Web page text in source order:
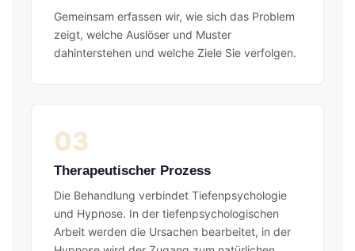
Gemeinsam erfassen wir, wie sich das Problem
zeigt, welche Auslöser und Muster
dahinterstehen und welche Ziele Sie verfolgen.
03
Therapeutischer Prozess
Die Behandlung verbindet Tiefenpsychologie
und Hypnose. In der tiefenpsychologischen
Arbeit werden die Ursachen bearbeitet, in der